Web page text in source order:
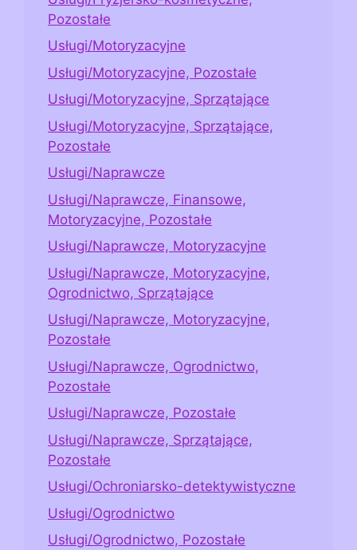
Pozostałe
Usługi/Motoryzacyjne
Usługi/Motoryzacyjne, Pozostałe
Usługi/Motoryzacyjne, Sprzątające
Usługi/Motoryzacyjne, Sprzątające,
Pozostałe
Usługi/Naprawcze
Usługi/Naprawcze, Finansowe,
Motoryzacyjne, Pozostałe
Usługi/Naprawcze, Motoryzacyjne
Usługi/Naprawcze, Motoryzacyjne,
Ogrodnictwo, Sprzątające
Usługi/Naprawcze, Motoryzacyjne,
Pozostałe
Usługi/Naprawcze, Ogrodnictwo,
Pozostałe
Usługi/Naprawcze, Pozostałe
Usługi/Naprawcze, Sprzątające,
Pozostałe
Usługi/Ochroniarsko-detektywistyczne
Usługi/Ogrodnictwo
Usługi/Ogrodnictwo, Pozostałe